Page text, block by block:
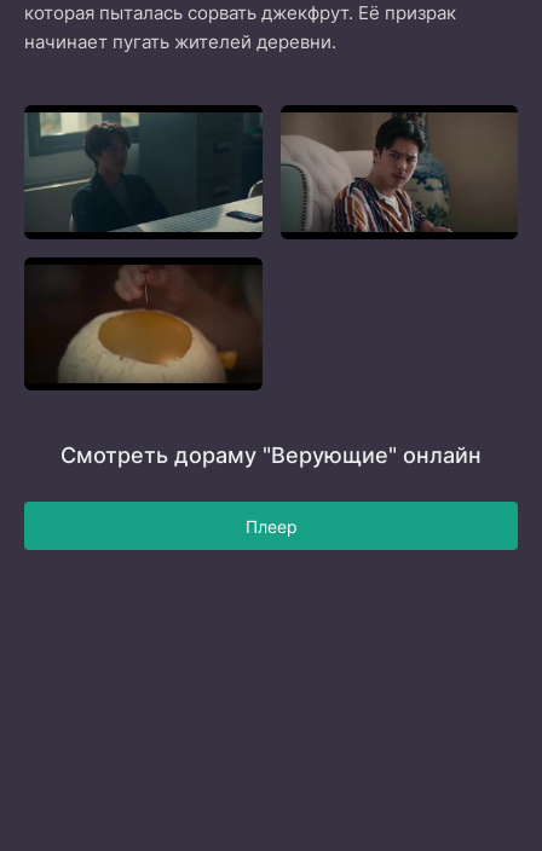
которая пыталась сорвать джекфрут. Её призрак
начинает пугать жителей деревни.
Смотреть дораму "Верующие" онлайн
Плеер